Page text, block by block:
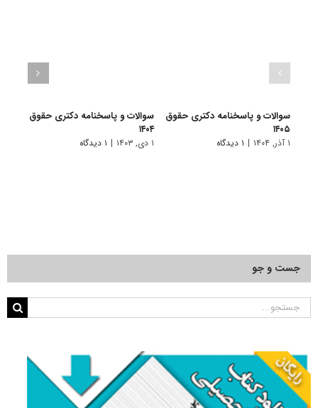
سوالات و پاسخنامه دکتری حقوق
۱۴۰۵
۱ آذر, ۱۴۰۴ | ۱ دیدگاه
سوالات و پاسخنامه دکتری حقوق
۱۴۰۴
۱ دی, ۱۴۰۳ | ۱ دیدگاه
جست و جو
جستجو